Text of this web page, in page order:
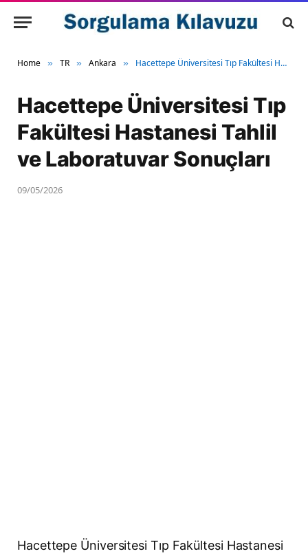
Home » TR » Ankara » Hacettepe Üniversitesi Tıp Fakültesi Hastanesi Tahlil ve Laboratuvar Sonuçları
Hacettepe Üniversitesi Tıp
Fakültesi Hastanesi Tahlil
ve Laboratuvar Sonuçları
09/05/2026
Hacettepe Üniversitesi Tıp Fakültesi Hastanesi